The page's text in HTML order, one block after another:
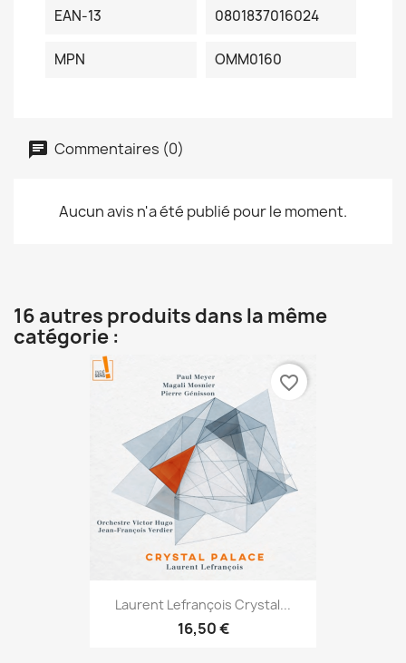
EAN-13
0801837016024
MPN OMM0160
Commentaires (0)
Aucun avis n'a été publié pour le moment.
16 autres produits dans la même
catégorie :
Laurent Lefrançois Crystal...
16,50 €
favorite_border